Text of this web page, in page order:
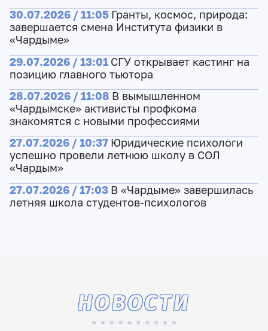
30.07.2026 / 11:05 Гранты, космос, природа:
завершается смена Института физики в
«Чардыме»
29.07.2026 / 13:01 СГУ открывает кастинг на
позицию главного тьютора
28.07.2026 / 11:08 В вымышленном
«Чардымске» активисты профкома
знакомятся с новыми профессиями
27.07.2026 / 10:37 Юридические психологи
успешно провели летнюю школу в СОЛ
«Чардым»
27.07.2026 / 17:03 В «Чардыме» завершилась
летняя школа студентов-психологов
НОВОСТИ